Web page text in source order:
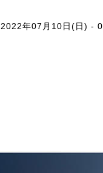
2022年07月10日(日) -